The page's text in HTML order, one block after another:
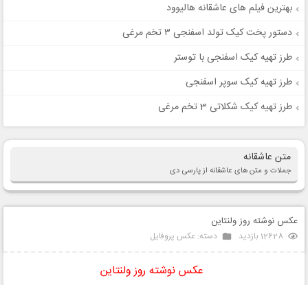
بهترین فیلم های عاشقانه هالیوود
دستور پخت کیک تولد اسفنجی ۳ تخم مرغی
طرز تهیه کیک اسفنجی با توستر
طرز تهیه کیک سوپر اسفنجی
طرز تهیه کیک شکلاتی 3 تخم مرغی
متن عاشقانه
جملات و متن های عاشقانه از پارسی دی
عکس نوشته روز ولنتاین
12628 بازدید دسته: عکس پروفایل
عکس نوشته روز ولنتاین